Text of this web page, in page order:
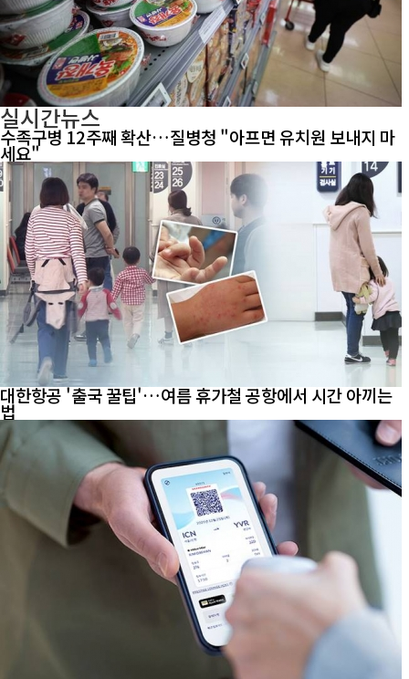
실시간뉴스
수족구병 12주째 확산…질병청 "아프면 유치원 보내지 마
세요"
대한항공 '출국 꿀팁'…여름 휴가철 공항에서 시간 아끼는
법